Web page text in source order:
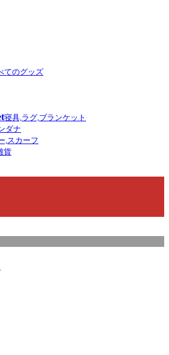
てのグッズ
寝具,ラグ,ブランケット
ダナ
,スカーフ
貨